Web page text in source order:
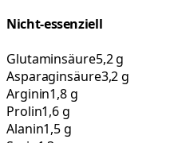
Nicht-essenziell
Glutaminsäure5,2 g
Asparaginsäure3,2 g
Arginin1,8 g
Prolin1,6 g
Alanin1,5 g